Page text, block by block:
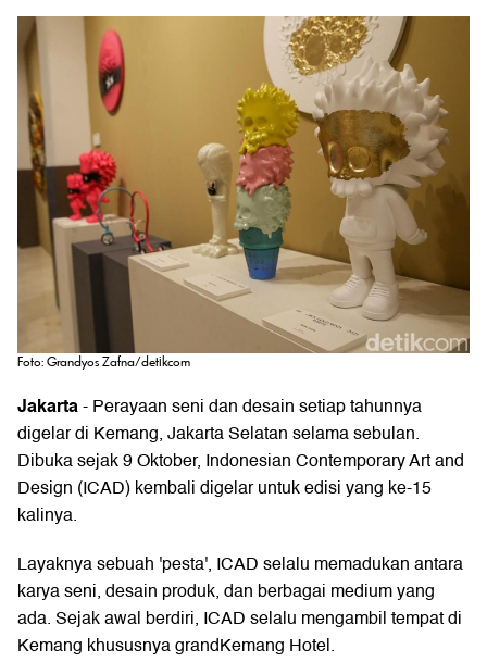
Foto: Grandyos Zafna/detikcom
Jakarta- Perayaan seni dan desain setiap tahunnya
digelar di Kemang, Jakarta Selatan selama sebulan.
Dibuka sejak 9 Oktober, Indonesian Contemporary Art and
Design (ICAD) kembali digelar untuk edisi yang ke-15
kalinya.
Layaknya sebuah 'pesta', ICAD selalu memadukan antara
karya seni, desain produk, dan berbagai medium yang
ada. Sejak awal berdiri, ICAD selalu mengambil tempat di
Kemang khususnya grandKemang Hotel.